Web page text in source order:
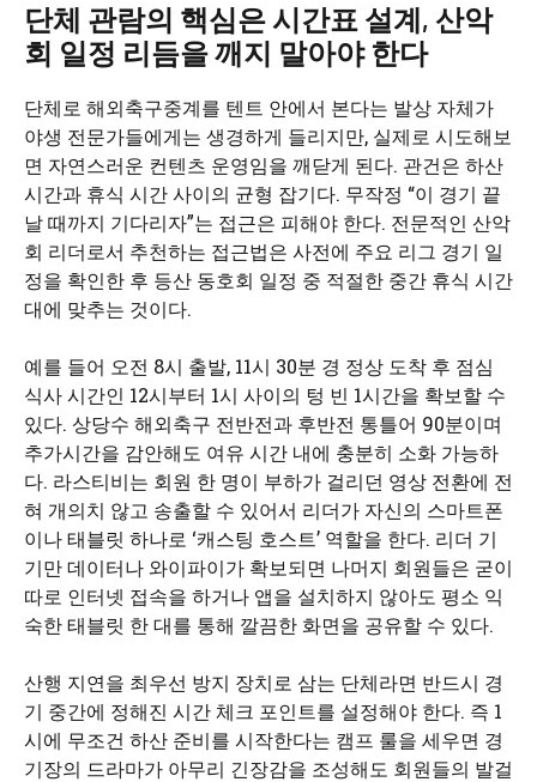
단체 관람의 핵심은 시간표 설계, 산악
회 일정 리듬을 깨지 말아야 한다
단체로 해외축구중계를 텐트 안에서 본다는 발상 자체가
야생 전문가들에게는 생경하게 들리지만, 실제로 시도해보
면 자연스러운 컨텐츠 운영임을 깨닫게 된다. 관건은 하산
시간과 휴식 시간 사이의 균형 잡기다. 무작정 “이 경기 끝
날 때까지 기다리자”는 접근은 피해야 한다. 전문적인 산악
회 리더로서 추천하는 접근법은 사전에 주요 리그 경기 일
정을 확인한 후 등산 동호회 일정 중 적절한 중간 휴식 시간
대에 맞추는 것이다.
예를 들어 오전 8시 출발, 11시 30분 경 정상 도착 후 점심
식사 시간인 12시부터 1시 사이의 텅 빈 1시간을 확보할 수
있다. 상당수 해외축구 전반전과 후반전 통틀어 90분이며
추가시간을 감안해도 여유 시간 내에 충분히 소화 가능하
다. 라스티비는 회원 한 명이 부하가 걸리던 영상 전환에 전
혀 개의치 않고 송출할 수 있어서 리더가 자신의 스마트폰
이나 태블릿 하나로 ‘캐스팅 호스트’ 역할을 한다. 리더 기
기만 데이터나 와이파이가 확보되면 나머지 회원들은 굳이
따로 인터넷 접속을 하거나 앱을 설치하지 않아도 평소 익
숙한 태블릿 한 대를 통해 깔끔한 화면을 공유할 수 있다.
산행 지연을 최우선 방지 장치로 삼는 단체라면 반드시 경
기 중간에 정해진 시간 체크 포인트를 설정해야 한다. 즉 1
시에 무조건 하산 준비를 시작한다는 캠프 룰을 세우면 경
기장의 드라마가 아무리 긴장감을 조성해도 회원들의 발걸